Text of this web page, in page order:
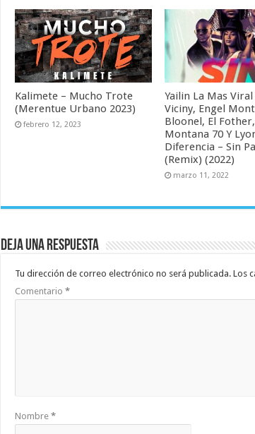
Kalimete – Mucho Trote
(Merentue Urbano 2023)
febrero 12, 2023
Yailin La Mas Viral
Viciny, Engel
Bloonel, El Fother,
Montana 70 Y
Diferencia – Sin
(Remix) (2022)
marzo 11, 2022
Deja una respuesta
Tu dirección de correo electrónico no será publicada. Los
Comentario *
Nombre *